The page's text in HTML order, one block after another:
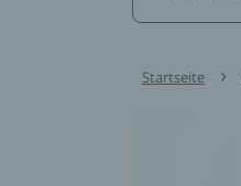
Startseite